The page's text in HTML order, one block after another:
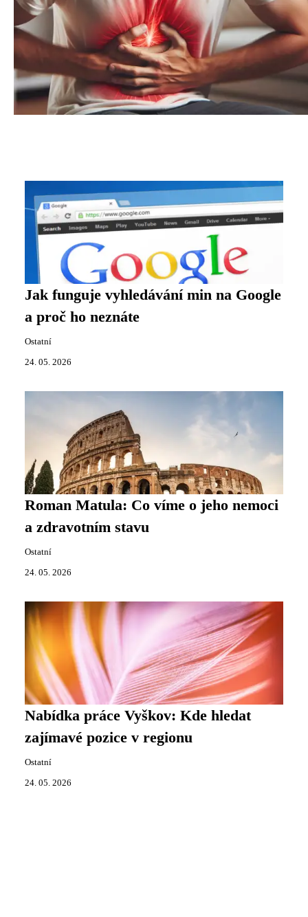
Jak funguje vyhledávání min na Google
a proč ho neznáte
Ostatní
24. 05. 2026
Roman Matula: Co víme o jeho nemoci
a zdravotním stavu
Ostatní
24. 05. 2026
Nabídka práce Vyškov: Kde hledat
zajímavé pozice v regionu
Ostatní
24. 05. 2026